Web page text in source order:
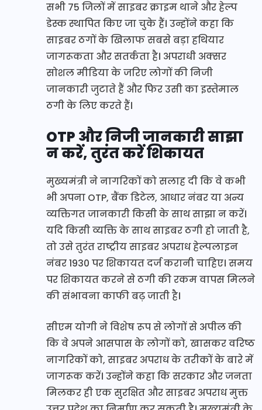
सभी 75 जिलों में साइबर क्राइम थाने और हेल्प
डेस्क स्थापित किए जा चुके हैं। उन्होंने कहा कि
साइबर ठगों के खिलाफ सबसे बड़ा हथियार
जागरूकता और सतर्कता है। अपराधी अक्सर
सोशल मीडिया के जरिए लोगों की निजी
जानकारी जुटाते हैं और फिर उसी का इस्तेमाल
ठगी के लिए करते हैं।
OTP और निजी जानकारी साझा
न करें, तुरंत करें शिकायत
मुख्यमंत्री ने नागरिकों को सलाह दी कि वे कभी
भी अपना OTP, बैंक डिटेल, आधार नंबर या अन्य
व्यक्तिगत जानकारी किसी के साथ साझा न करें।
यदि किसी व्यक्ति के साथ साइबर ठगी हो जाती है,
तो उसे तुरंत राष्ट्रीय साइबर अपराध हेल्पलाइन
नंबर 1930 पर शिकायत दर्ज करानी चाहिए। समय
पर शिकायत करने से ठगी की रकम वापस मिलने
की संभावना काफी बढ़ जाती है।
सीएम योगी ने विशेष रूप से लोगों से अपील की
कि वे अपने आसपास के लोगों को, खासकर वरिष्ठ
नागरिकों को, साइबर अपराध के तरीकों के बारे में
जागरूक करें। उन्होंने कहा कि सरकार और जनता
मिलकर ही एक सुरक्षित और साइबर अपराध मुक्त